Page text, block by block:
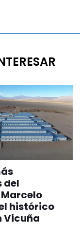
del
histórico
Vicuña